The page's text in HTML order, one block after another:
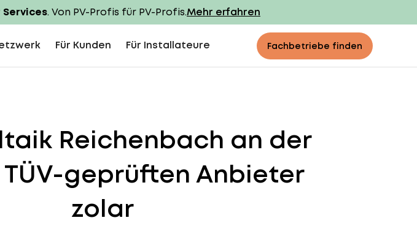
. Von PV-Profis für PV-Profis.Mehr erfahren
Für Kunden Für Installateure Fachbetriebe finden
Reichenbach an der
TÜV-geprüften Anbieter
zolar